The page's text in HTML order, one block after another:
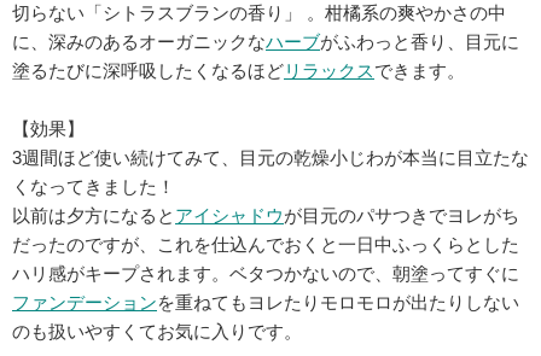
切らない「シトラスブランの香り」 。柑橘系の爽やかさの中
に、深みのあるオーガニックなハーブがふわっと香り、目元に
塗るたびに深呼吸したくなるほどリラックスできます。
【効果】
3週間ほど使い続けてみて、目元の乾燥小じわが本当に目立たな
くなってきました！
以前は夕方になると アイシャドウが目元のパサつきでヨレがち
だったのですが、これを仕込んでおくと一日中ふっくらとした
ハリ感がキープされます。ベタつかないので、朝塗ってすぐに
ファンデーションを重ねてもヨレたりモロモロが出たりしない
のも扱いやすくてお気に入りです。